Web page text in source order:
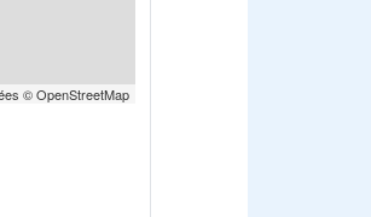
© OpenStreetMap